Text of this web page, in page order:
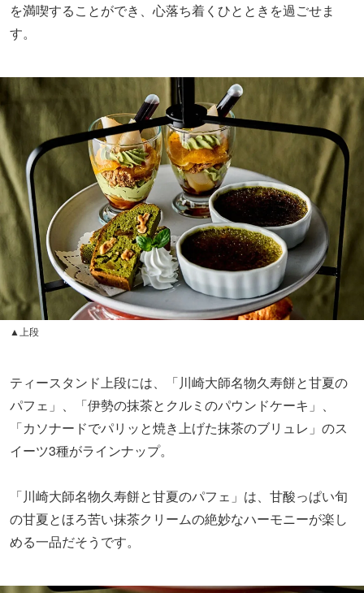
を満喫することができ、心落ち着くひとときを過ごせま
す。
▲上段
ティースタンド上段には、「川崎大師名物久寿餅と甘夏の
パフェ」、「伊勢の抹茶とクルミのパウンドケーキ」、
「カソナードでパリッと焼き上げた抹茶のブリュレ」のス
イーツ3種がラインナップ。
「川崎大師名物久寿餅と甘夏のパフェ」は、甘酸っぱい旬
の甘夏とほろ苦い抹茶クリームの絶妙なハーモニーが楽し
める一品だそうです。